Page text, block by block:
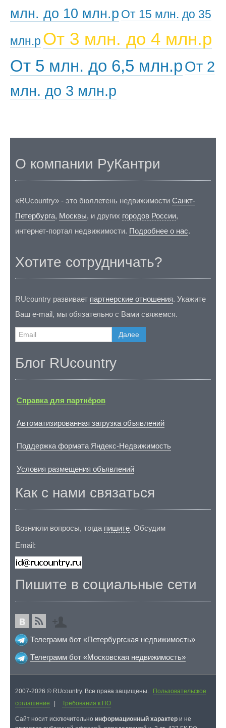
млн. до 10 млн.р От 15 млн. до 35
млн.р От 3 млн. до 4 млн.р
От 5 млн. до 6,5 млн.рОт 2
млн. до 3 млн.р
О компании РуКантри
«RUcountry» - это бюллетень недвижимости Санкт-
Петербурга, Москвы, и других городов России,
интернет-портал недвижимости. Подробнее о нас.
Хотите сотрудничать?
RUcountry развивает партнерские отношения. Укажите
Ваш e-mail, мы обязательно с Вами свяжемся.
Далее
Блог RUcountry
Справка для партнёров
Автоматизированная загрузка объявлений
Поддержка формата Яндекс-Недвижимость
Условия размещения объявлений
Как с нами связаться
Возникли вопросы, тогда пишите. Обсудим
Email:
Пишите в социальные сети
Телеграмм бот «Петербургская недвижимость»
Телеграмм бот «Московская недвижимость»
2007-2026 © RUcountry. Все права защищены.
Пользовательское
соглашение
| Требования к ПО
Cайт носит исключительно информационный характер и не